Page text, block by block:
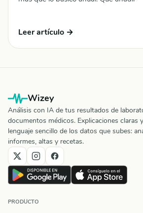
Leer artículo →
Wizey
Análisis con IA de tus resultados de
documentos médicos. Explicaciones claras
lenguaje sencillo de los datos que subes:
informes, altas y recetas.
PRODUCTO